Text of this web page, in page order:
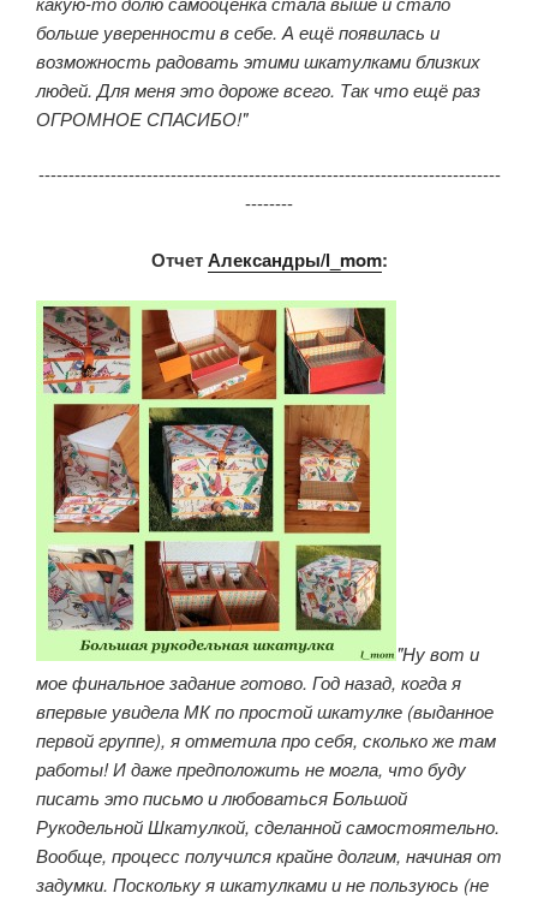
больше уверенности в себе. А ещё появилась и
возможность радовать этими шкатулками близких
людей. Для меня это дороже всего. Так что ещё раз
ОГРОМНОЕ СПАСИБО!"
-----------------------------------------------------------------------------
--------
ОтчетАлександры/l_mom:
"Ну вот и
мое финальное задание готово. Год назад, когда я
впервые увидела МК по простой шкатулке (выданное
первой группе), я отметила про себя, сколько же там
работы! И даже предположить не могла, что буду
писать это письмо и любоваться Большой
Рукодельной Шкатулкой, сделанной самостоятельно.
Вообще, процесс получился крайне долгим, начиная от
задумки. Поскольку я шкатулками и не пользуюсь (не